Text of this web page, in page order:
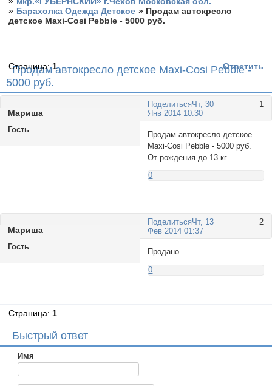
» Барахолка Одежда Детское » Продам автокресло
детское Maxi-Cosi Pebble - 5000 руб.
Продам автокресло детское Maxi-Cosi Pebble -
5000 руб.
Страница:1 Ответить
Поделиться 1
Чт, 30
Янв 2014 10:30
Маришa
Гость
Продам автокресло детское
Maxi-Cosi Pebble - 5000 руб.
От рождения до 13 кг
0
Поделиться 2
Чт, 13
Фев 2014 01:37
Маришa
Гость
Продано
0
Страница: 1
Быстрый ответ
Имя